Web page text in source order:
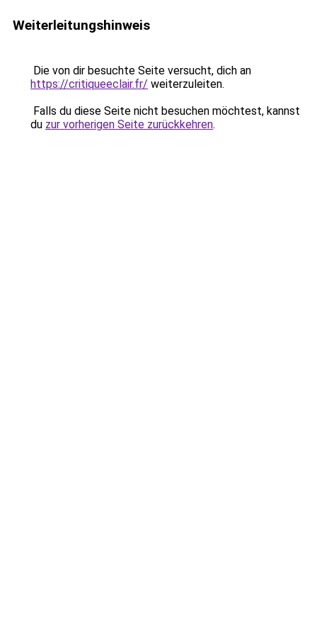
Weiterleitungshinweis
Die von dir besuchte Seite versucht, dich an
https://critiqueeclair.fr/ weiterzuleiten.
Falls du diese Seite nicht besuchen möchtest, kannst
du zur vorherigen Seite zurückkehren.